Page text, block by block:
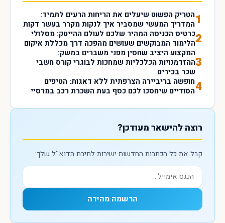
1הטריק הפשוט שיעלים את הריחות הרעים לתמיד:
המדריך המעשי שמסביר איך לנקות מקרר בעשר דקות
2כרטיס הכניסה המהיר שלכם לעולם ההייטק: מסלולי
הלימוד המבוקשים שעושים מהפכה דרך מכללת איקום
3
המקצוע היציב שחסין מפני משברים במשק:
ההזדמנויות הכלכליות שמחכות לבוגרי קורס חשבי
שכר בכירים
4חופשה בריביירה הצרפתית ללא דאגות: הטיפים
הסודיים שיחסכו לכם כסף בעת השכרת רכב במרסיי
רוצה להישאר מעודכן?
קבל את כל הכתבות החדשות ישירות לתיבת הדוא''ל שלך:
הרשמה מהירה